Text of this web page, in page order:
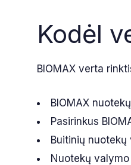
Kodėl
BIOMAX verta
BIOMAX
Pasirinkus
Buitinių nuotekų
Nuotekų